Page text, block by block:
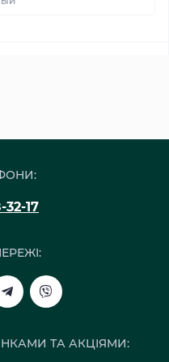
17
ТА АКЦІЯМИ: